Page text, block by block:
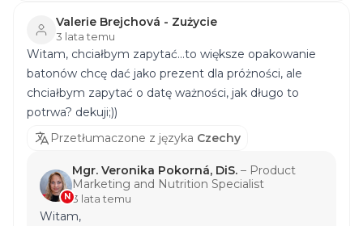
zakładka SKŁADNIKI w opisie każdego produktu i
oczywiście na opakowaniu produktu. W
przypadku poważniejszych problemów
zdrowotnych należy zawsze skonsultować się z
lekarzem lub specjalistą. Z poważaniem, Mgr.
Janka Jančíková
Valerie Brejchová - Zużycie
3 lata temu
Witam, chciałbym zapytać...to większe opakowanie
batonów chcę dać jako prezent dla próżności, ale
chciałbym zapytać o datę ważności, jak długo to
potrwa? dekuji;))
Przetłumaczone z języka Czechy
N
Mgr. Veronika Pokorná, DiS. – Product
Marketing and Nutrition Specialist
3 lata temu
Witam,